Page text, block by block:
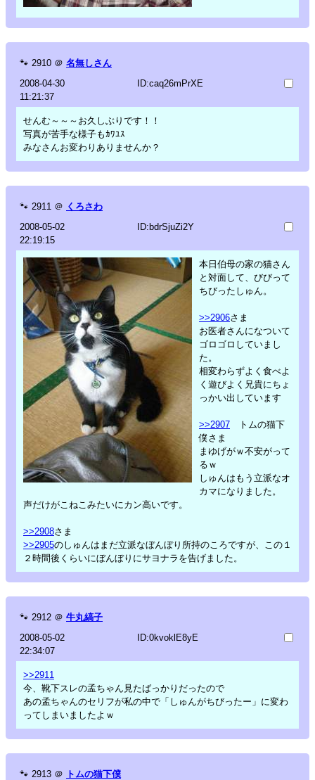
🐾 2910 ＠ 名無しさん
2008-04-30
11:21:37
ID:caq26mPrXE
せんむ～～～お久しぶりです！！
写真が苦手な様子もｶﾜﾕｽ
みなさんお変わりありませんか？
🐾 2911 ＠ くろさわ
2008-05-02
22:19:15
ID:bdrSjuZi2Y
本日伯母の家の猫さん
と対面して、びびって
ちびったしゅん。
>>2906さま
お医者さんになついて
ゴロゴロしていまし
た。
相変わらずよく食べよ
く遊びよく兄貴にちょ
っかい出しています
>>2907 トムの猫下
僕さま
まゆげがｗ不安がって
るｗ
しゅんはもう立派なオ
カマになりました。
声だけがこねこみたいにカン高いです。
>>2908さま
>>2905のしゅんはまだ立派なぼんぼり所持のころですが、この１
２時間後くらいにぼんぼりにサヨナラを告げました。
🐾 2912 ＠ 牛丸縞子
2008-05-02
22:34:07
ID:0kvoklE8yE
>>2911
今、靴下スレの孟ちゃん見たばっかりだったので
あの孟ちゃんのセリフが私の中で「しゅんがちびったー」に変わ
ってしまいましたよｗ
🐾 2913 ＠ トムの猫下僕